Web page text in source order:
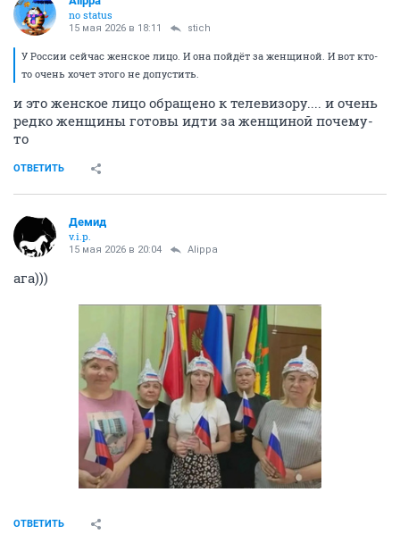
no status
15 мая 2026 в 18:11 stich
У России сейчас женское лицо. И она пойдёт за женщиной. И вот кто-
то очень хочет этого не допустить.
и это женское лицо обращено к телевизору.... и очень
редко женщины готовы идти за женщиной почему-
то
ОТВЕТИТЬ
Демид
v.i.p.
15 мая 2026 в 20:04 Alippa
ага)))
ОТВЕТИТЬ